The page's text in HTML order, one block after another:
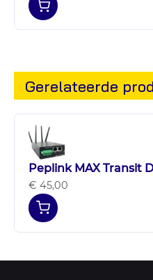
Gerelateerde
Peplink MAX Transit
€ 45,00